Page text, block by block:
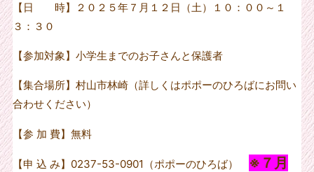
【日 時】２０２５年７月１２日（土）１０：００～１
３：３０
【参加対象】小学生までのお子さんと保護者
【集合場所】村山市林崎（詳しくはポポーのひろばにお問い
合わせください）
【参 加 費】無料
【申 込 み】0237-53-0901（ポポーのひろば） ※７月